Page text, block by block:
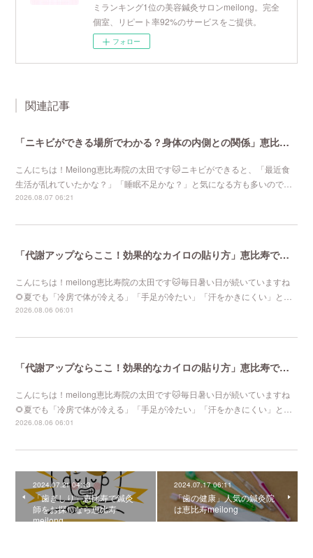
ミランキング1位の美容鍼灸サロンmeilong。完全
個室、リピート率92%のサービスをご提供。
フォロー
関連記事
「ニキビができる場所でわかる？身体の内側との関係」恵比寿で口コミNo 1美容鍼灸ならmeilong
こんにちは！Meilong恵比寿院の太田です🐱ニキビができると、「最近食
生活が乱れていたかな？」「睡眠不足かな？」と気になる方も多いので…
2026.08.07 06:21
「代謝アップならここ！効果的なカイロの貼り方」恵比寿で口コミNo 1美容鍼灸ならmeilong
こんにちは！meilong恵比寿院の太田です🐱毎日暑い日が続いていますね
🌻夏でも「冷房で体が冷える」「手足が冷たい」「汗をかきにくい」と…
2026.08.06 06:01
「代謝アップならここ！効果的なカイロの貼り方」恵比寿で口コミNo 1美容鍼灸ならmeilong
こんにちは！meilong恵比寿院の太田です🐱毎日暑い日が続いていますね
🌻夏でも「冷房で体が冷える」「手足が冷たい」「汗をかきにくい」と…
2026.08.06 06:01
2024.07.21 04:13
「歯ぎしり」恵比寿で鍼灸
師をお探しなら恵比寿
meilong
2024.07.17 06:11
「歯の健康」人気の鍼灸院
は恵比寿meilong